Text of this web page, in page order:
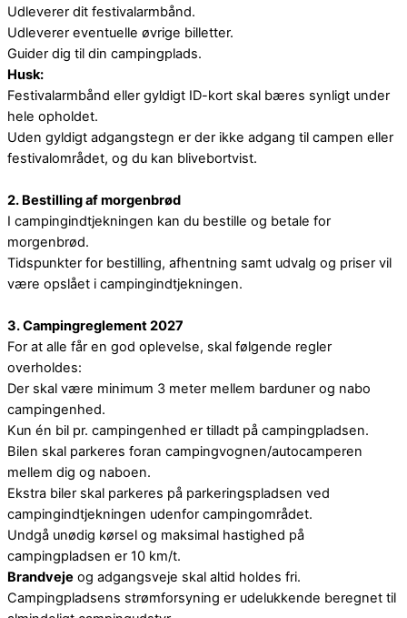
Udleverer dit festivalarmbånd.
Udleverer eventuelle øvrige billetter.
Guider dig til din campingplads.
Husk:
Festivalarmbånd eller gyldigt ID-kort skal bæres synligt under
hele opholdet.
Uden gyldigt adgangstegn er der ikke adgang til campen eller
festivalområdet, og du kan blivebortvist.
2. Bestilling af morgenbrød
I campingindtjekningen kan du bestille og betale for
morgenbrød.
Tidspunkter for bestilling, afhentning samt udvalg og priser vil
være opslået i campingindtjekningen.
3. Campingreglement 2027
For at alle får en god oplevelse, skal følgende regler
overholdes:
Der skal være minimum 3 meter mellem barduner og nabo
campingenhed.
Kun én bil pr. campingenhed er tilladt på campingpladsen.
Bilen skal parkeres foran campingvognen/autocamperen
mellem dig og naboen.
Ekstra biler skal parkeres på parkeringspladsen ved
campingindtjekningen udenfor campingområdet.
Undgå unødig kørsel og maksimal hastighed på
campingpladsen er 10 km/t.
Brandveje og adgangsveje skal altid holdes fri.
Campingpladsens strømforsyning er udelukkende beregnet til